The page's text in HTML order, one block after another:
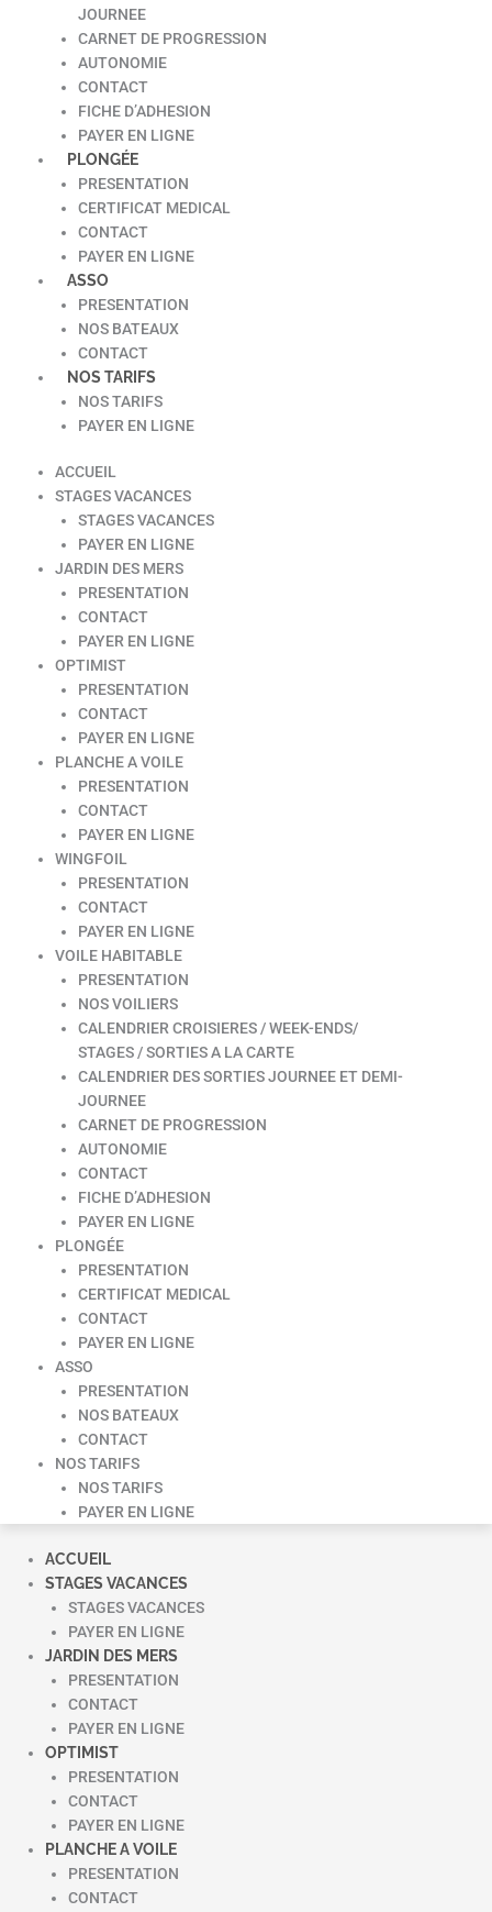
JOURNEE
CARNET DE PROGRESSION
AUTONOMIE
CONTACT
FICHE D’ADHESION
PAYER EN LIGNE
PLONGÉE
PRESENTATION
CERTIFICAT MEDICAL
CONTACT
PAYER EN LIGNE
ASSO
PRESENTATION
NOS BATEAUX
CONTACT
NOS TARIFS
NOS TARIFS
PAYER EN LIGNE
ACCUEIL
STAGES VACANCES
STAGES VACANCES
PAYER EN LIGNE
JARDIN DES MERS
PRESENTATION
CONTACT
PAYER EN LIGNE
OPTIMIST
PRESENTATION
CONTACT
PAYER EN LIGNE
PLANCHE A VOILE
PRESENTATION
CONTACT
PAYER EN LIGNE
WINGFOIL
PRESENTATION
CONTACT
PAYER EN LIGNE
VOILE HABITABLE
PRESENTATION
NOS VOILIERS
CALENDRIER CROISIERES / WEEK-ENDS/
STAGES / SORTIES A LA CARTE
CALENDRIER DES SORTIES JOURNEE ET DEMI-
JOURNEE
CARNET DE PROGRESSION
AUTONOMIE
CONTACT
FICHE D’ADHESION
PAYER EN LIGNE
PLONGÉE
PRESENTATION
CERTIFICAT MEDICAL
CONTACT
PAYER EN LIGNE
ASSO
PRESENTATION
NOS BATEAUX
CONTACT
NOS TARIFS
NOS TARIFS
PAYER EN LIGNE
ACCUEIL
STAGES VACANCES
STAGES VACANCES
PAYER EN LIGNE
JARDIN DES MERS
PRESENTATION
CONTACT
PAYER EN LIGNE
OPTIMIST
PRESENTATION
CONTACT
PAYER EN LIGNE
PLANCHE A VOILE
PRESENTATION
CONTACT